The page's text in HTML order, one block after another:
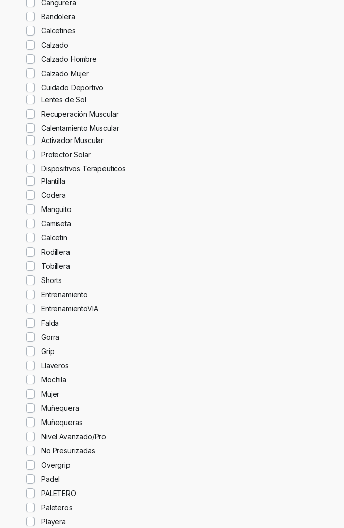
Cangurera
Bandolera
Calcetines
Calzado
Calzado Hombre
Calzado Mujer
Cuidado Deportivo
Lentes de Sol
Recuperación Muscular
Calentamiento Muscular
Activador Muscular
Protector Solar
Dispositivos Terapeuticos
Plantilla
Codera
Manguito
Camiseta
Calcetin
Rodillera
Tobillera
Shorts
Entrenamiento
EntrenamientoVIA
Falda
Gorra
Grip
Llaveros
Mochila
Mujer
Muñequera
Muñequeras
Nivel Avanzado/Pro
No Presurizadas
Overgrip
Padel
PALETERO
Paleteros
Playera